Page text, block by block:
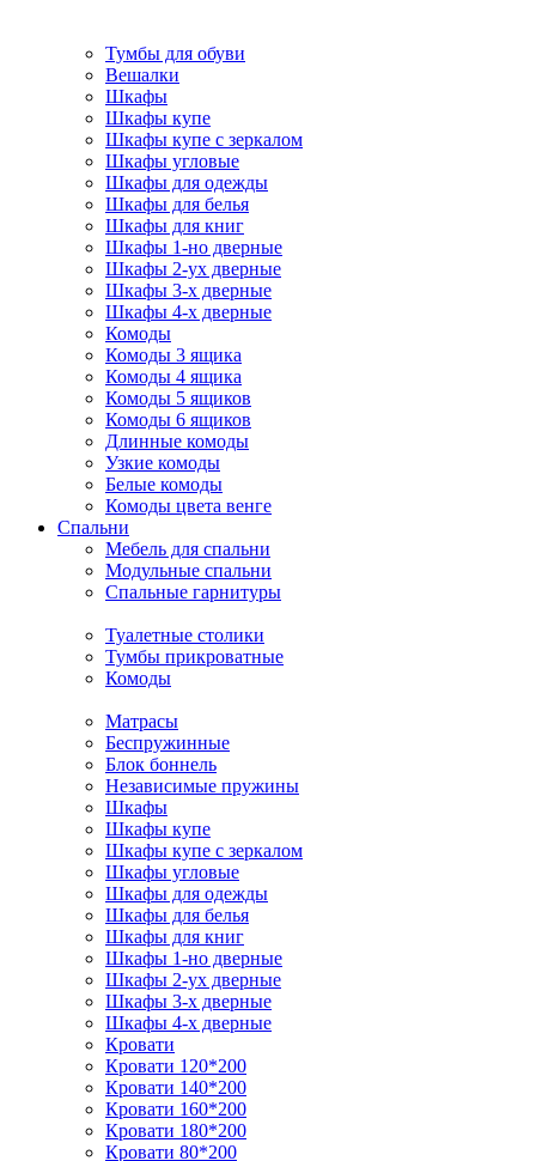
Тумбы для обуви
Вешалки
Шкафы
Шкафы купе
Шкафы купе с зеркалом
Шкафы угловые
Шкафы для одежды
Шкафы для белья
Шкафы для книг
Шкафы 1-но дверные
Шкафы 2-ух дверные
Шкафы 3-х дверные
Шкафы 4-х дверные
Комоды
Комоды 3 ящика
Комоды 4 ящика
Комоды 5 ящиков
Комоды 6 ящиков
Длинные комоды
Узкие комоды
Белые комоды
Комоды цвета венге
Спальни
Мебель для спальни
Модульные спальни
Спальные гарнитуры
Туалетные столики
Тумбы прикроватные
Комоды
Матрасы
Беспружинные
Блок боннель
Независимые пружины
Шкафы
Шкафы купе
Шкафы купе с зеркалом
Шкафы угловые
Шкафы для одежды
Шкафы для белья
Шкафы для книг
Шкафы 1-но дверные
Шкафы 2-ух дверные
Шкафы 3-х дверные
Шкафы 4-х дверные
Кровати
Кровати 120*200
Кровати 140*200
Кровати 160*200
Кровати 180*200
Кровати 80*200